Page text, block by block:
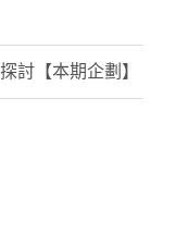
討【本期企劃】